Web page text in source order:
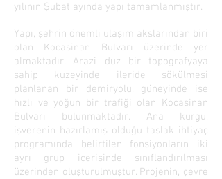
yılının Şubat ayında yapı tamamlanmıştır.
Yapı, şehrin önemli ulaşım akslarından biri
olan Kocasinan Bulvarı üzerinde yer
almaktadır. Arazi düz bir topografyaya
sahip kuzeyinde ileride sökülmesi
planlanan bir demiryolu, güneyinde ise
hızlı ve yoğun bir trafiği olan Kocasinan
Bulvarı bulunmaktadır. Ana kurgu,
işverenin hazırlamış olduğu taslak ihtiyaç
programında belirtilen fonsiyonların iki
ayrı grup içerisinde sınıflandırılması
üzerinden oluşturulmuştur. Projenin, çevre